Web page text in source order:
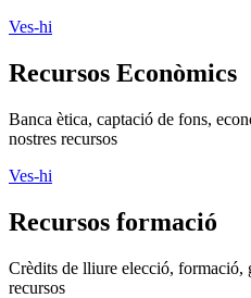
Ves-hi
Recursos Econòmics
Banca ètica, captació de fons,
nostres recursos
Ves-hi
Recursos formació
Crèdits de lliure elecció, formació,
recursos